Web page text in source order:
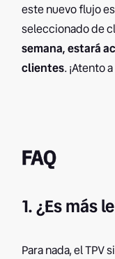
este nuevo flujo
seleccionado de
semana, estará
clientes. ¡Atento
FAQ
1. ¿Es más
Para nada, el TPV